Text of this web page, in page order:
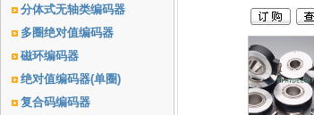
分体式无轴类编码器
多圈绝对值编码器
磁环编码器
绝对值编码器(单圈)
复合码编码器